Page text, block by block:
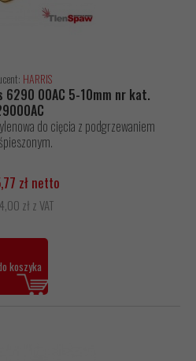
HARRIS
6290 00AC 5-10mm nr kat.
do cięcia z podgrzewaniem
zł netto
zł z VAT
koszyka